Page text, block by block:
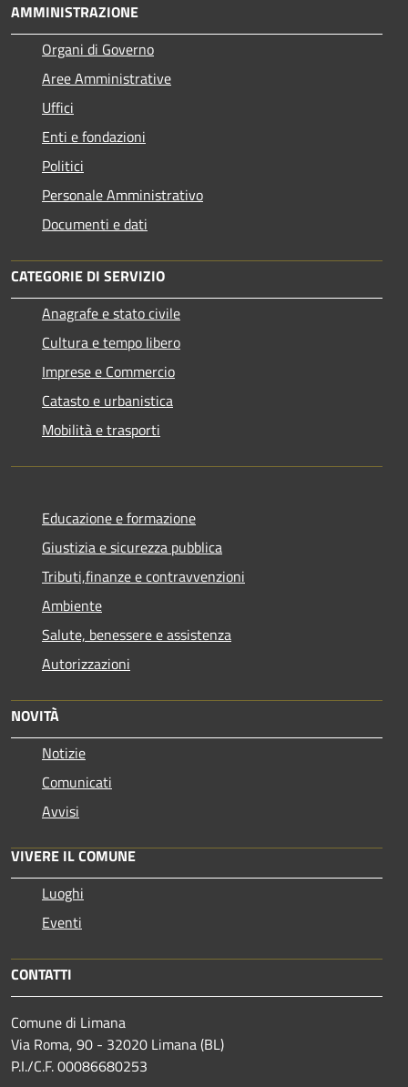
AMMINISTRAZIONE
Organi di Governo
Aree Amministrative
Uffici
Enti e fondazioni
Politici
Personale Amministrativo
Documenti e dati
CATEGORIE DI SERVIZIO
Anagrafe e stato civile
Cultura e tempo libero
Imprese e Commercio
Catasto e urbanistica
Mobilità e trasporti
Educazione e formazione
Giustizia e sicurezza pubblica
Tributi,finanze e contravvenzioni
Ambiente
Salute, benessere e assistenza
Autorizzazioni
NOVITÀ
Notizie
Comunicati
Avvisi
VIVERE IL COMUNE
Luoghi
Eventi
CONTATTI
Comune di Limana
Via Roma, 90 - 32020 Limana (BL)
P.I./C.F. 00086680253